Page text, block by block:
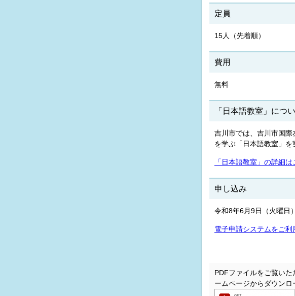
定員
15人（先着順）
費用
無料
「日本語教室」につ
吉川市では、吉川市国
を学ぶ「日本語教室」を
「日本語教室」の詳細
申し込み
令和8年6月9日（火曜日
電子申請システムをご
PDFファイルをご覧いた
ームページからダウンロ